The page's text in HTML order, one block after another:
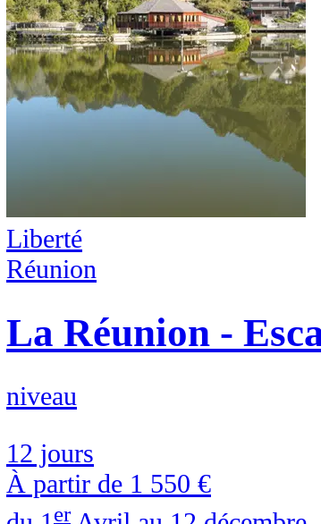
Liberté
Réunion
La Réunion -
niveau
12 jours
À partir de 1 550 €
er